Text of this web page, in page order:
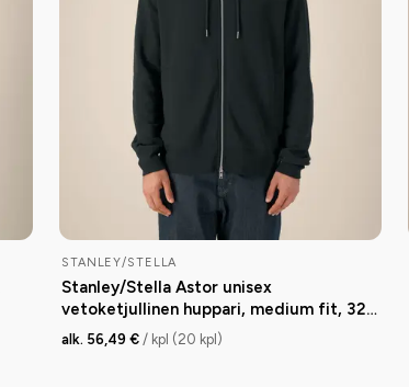
STANLEY/STELLA
Stanley/Stella Astor unisex
vetoketjullinen huppari, medium fit, 320
g
alk. 56,49 € / kpl (20 kpl)